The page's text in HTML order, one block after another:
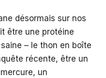
désormais sur nos
être une protéine
– le thon en boîte
récente, être un
un